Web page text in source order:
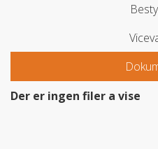
Der er ingen filer a vise